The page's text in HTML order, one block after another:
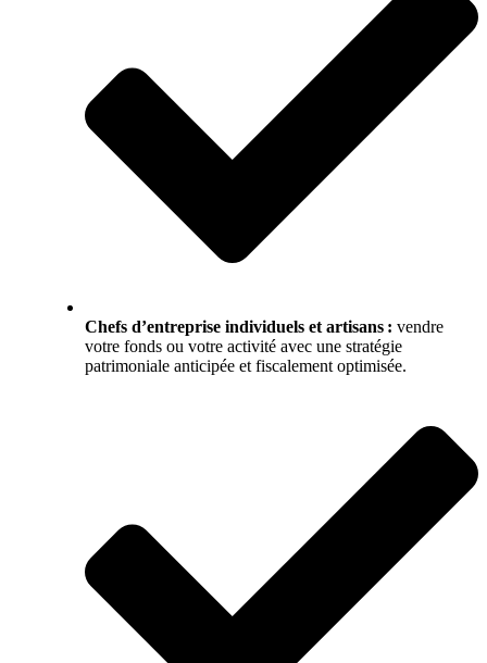
Chefs d’entreprise individuels et artisans : vendre
votre fonds ou votre activité avec une stratégie
patrimoniale anticipée et fiscalement optimisée.